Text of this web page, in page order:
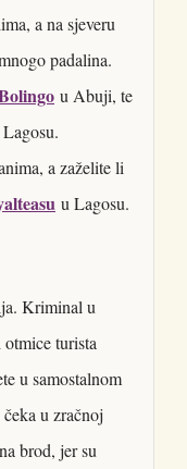
a na sjeveru
padalina.
u Abuji, te
a zaželite li
u Lagosu.
Kriminal u
turista
u samostalnom
u zračnoj
brod, jer su